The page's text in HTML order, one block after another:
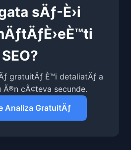
sÄƒ-È›i
SEO?
gratuitÄƒ È™i detaliatÄƒ a
Ã®n cÃ¢teva secunde.
Analiza GratuitÄƒ